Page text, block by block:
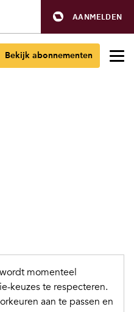
AANMELDEN
Bekijk abonnementen
momenteel
keuzes te respecteren.
aan te passen en